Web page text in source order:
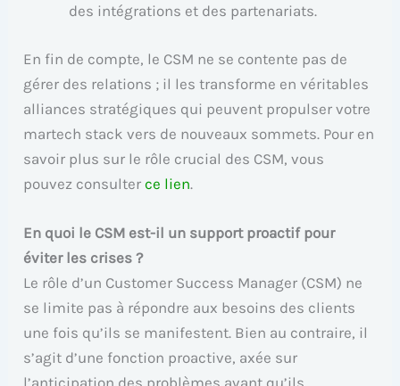
des intégrations et des partenariats.
En fin de compte, le CSM ne se contente pas de
gérer des relations ; il les transforme en véritables
alliances stratégiques qui peuvent propulser votre
martech stack vers de nouveaux sommets. Pour en
savoir plus sur le rôle crucial des CSM, vous
pouvez consulterce lien.
En quoi le CSM est-il un support proactif pour
éviter les crises ?
Le rôle d’un Customer Success Manager (CSM) ne
se limite pas à répondre aux besoins des clients
une fois qu’ils se manifestent. Bien au contraire, il
s’agit d’une fonction proactive, axée sur
l’anticipation des problèmes avant qu’ils